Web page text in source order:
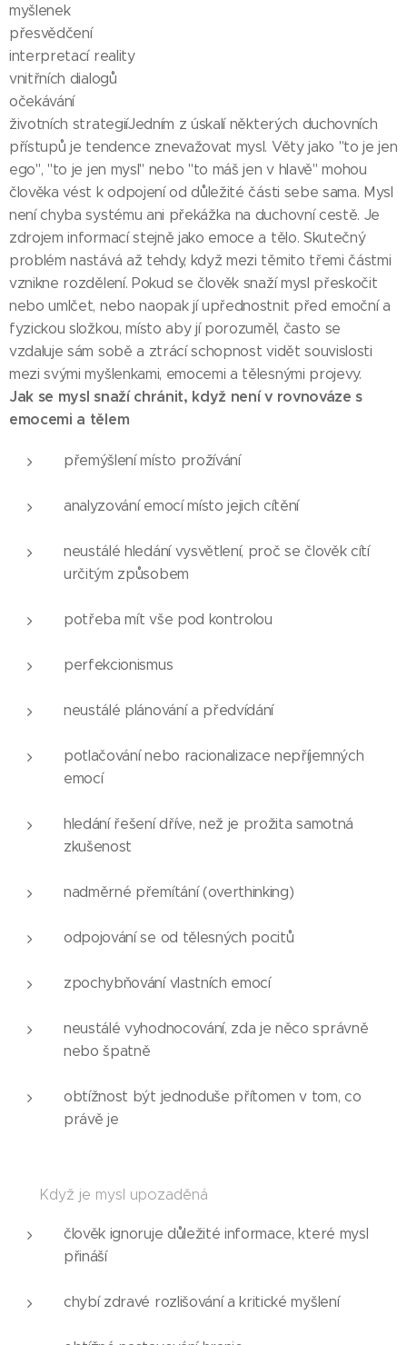
myšlenek
přesvědčení
interpretací reality
vnitřních dialogů
očekávání
životních strategiíJedním z úskalí některých duchovních
přístupů je tendence znevažovat mysl. Věty jako "to je jen
ego", "to je jen mysl" nebo "to máš jen v hlavě" mohou
člověka vést k odpojení od důležité části sebe sama. Mysl
není chyba systému ani překážka na duchovní cestě. Je
zdrojem informací stejně jako emoce a tělo. Skutečný
problém nastává až tehdy, když mezi těmito třemi částmi
vznikne rozdělení. Pokud se člověk snaží mysl přeskočit
nebo umlčet, nebo naopak jí upřednostnit před emoční a
fyzickou složkou, místo aby jí porozuměl, často se
vzdaluje sám sobě a ztrácí schopnost vidět souvislosti
mezi svými myšlenkami, emocemi a tělesnými projevy.
Jak se mysl snaží chránit, když není v rovnováze s
emocemi a tělem
přemýšlení místo prožívání
analyzování emocí místo jejich cítění
neustálé hledání vysvětlení, proč se člověk cítí
určitým způsobem
potřeba mít vše pod kontrolou
perfekcionismus
neustálé plánování a předvídání
potlačování nebo racionalizace nepříjemných
emocí
hledání řešení dříve, než je prožita samotná
zkušenost
nadměrné přemítání (overthinking)
odpojování se od tělesných pocitů
zpochybňování vlastních emocí
neustálé vyhodnocování, zda je něco správně
nebo špatně
obtížnost být jednoduše přítomen v tom, co
právě je
Když je mysl upozaděná
člověk ignoruje důležité informace, které mysl
přináší
chybí zdravé rozlišování a kritické myšlení